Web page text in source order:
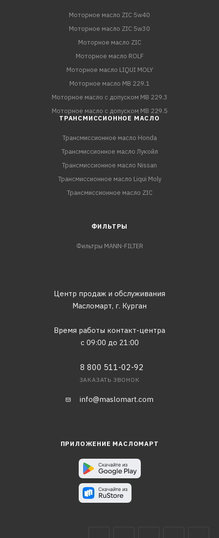
Моторное масло ZIC 5w40
Моторное масло ZIC 5w30
Моторное масло ZIC
Моторное масло ROLF
Моторное масло LIQUI MOLY
Моторное масло MB 229.1
Моторное масло с допуском MB 229.3
Моторное масло с допуском MB 229.5
ТРАНСМИССИОННОЕ МАСЛО
Трансмиссионное масло Honda
Трансмиссионное масло Лукойл
Трансмиссионное масло Nissan
Трансмиссионное масло Liqui Moly
Трансмиссионное масло ZIC
ФИЛЬТРЫ
Фильтры MANN-FILTER
Центр продаж и обслуживания
Масломарт, г. Курган
Время работы контакт-центра
с 09:00 до 21:00
8 800 511-02-92
ЗАКАЗАТЬ ЗВОНОК
info@maslomart.com
ПРИЛОЖЕНИЕ МАСЛОМАРТ